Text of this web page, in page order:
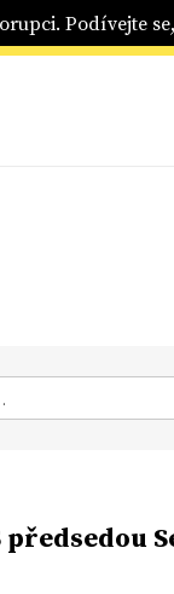
Podívejte